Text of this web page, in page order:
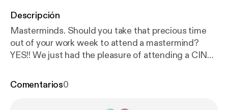
Descripción
Masterminds. Should you take that precious time
out of your work week to attend a mastermind?
YES!! We just had the pleasure of attending a CINC
with GOLDEN NUGGETS! Little things and
Comentarios0